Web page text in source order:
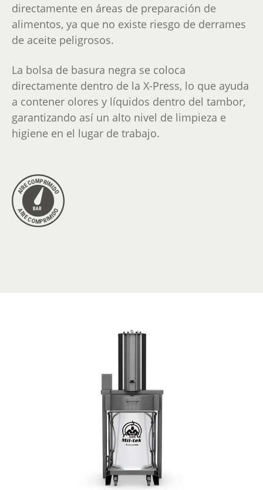
directamente en áreas de preparación de
alimentos, ya que no existe riesgo de derrames
de aceite peligrosos.
La bolsa de basura negra se coloca
directamente dentro de la X-Press, lo que ayuda
a contener olores y líquidos dentro del tambor,
garantizando así un alto nivel de limpieza e
higiene en el lugar de trabajo.